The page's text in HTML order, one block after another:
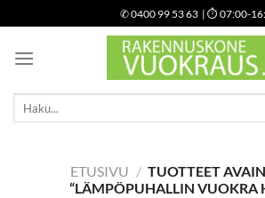
to
content
✆0400 99 53 63 | ⏱ 07:00-
Etsi:
ETUSIVU / TUOTTEET
“LÄMPÖPUHALLIN VUOKRA